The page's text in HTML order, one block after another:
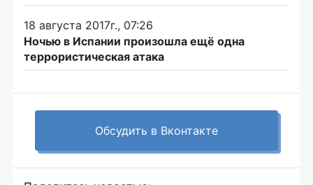
18 августа 2017г., 07:26
Ночью в Испании произошла ещё одна
террористическая атака
Обсудить в Вконтакте